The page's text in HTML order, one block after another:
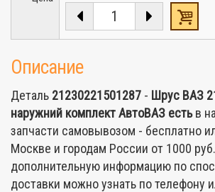
Описание
Деталь 21230221501287 - Шрус ВАЗ
наружний комплект АвтоВАЗ естьв
запчасти самовывозом - бесплатно
Москве и городам России от 1000
дополнительную информацию по
доставки можно узнать по телефону